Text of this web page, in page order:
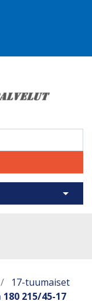
Avaa
17-tuumaiset
215/45-17